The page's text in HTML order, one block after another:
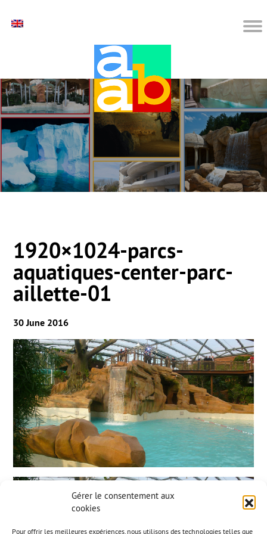
Gérer le consentement aux
cookies
Pour offrir les meilleures expériences, nous utilisons des technologies telles que
1920×1024-parcs-
aquatiques-center-parc-
aillette-01
30 June 2016